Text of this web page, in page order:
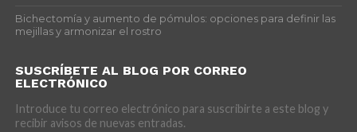
Bichectomía y aumento de pómulos: opciones para definir las
mejillas y armonizar el rostro
SUSCRÍBETE AL BLOG POR CORREO
ELECTRÓNICO
Introduce tu correo electrónico para suscribirte a este blog y
recibir avisos de nuevas entradas.